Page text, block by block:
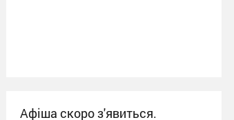
Афіша скоро з'явиться.